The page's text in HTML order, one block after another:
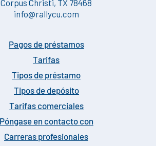
Corpus Christi, TX 78468
info@rallycu.com
Pagos de préstamos
Tarifas
Tipos de préstamo
Tipos de depósito
Tarifas comerciales
Póngase en contacto con
Carreras profesionales